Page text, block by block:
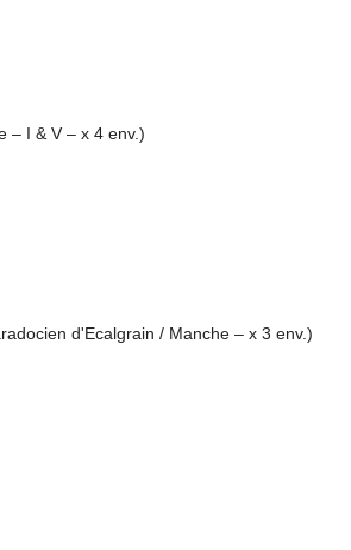
– I & V – x 4 env.)
d'Ecalgrain / Manche – x 3 env.)